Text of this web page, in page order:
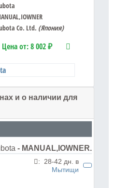
Co. Ltd. (Япония)
Цена от:8 002 ₽
и о наличии для
- MANUAL,IOWNER.
: 28-42 дн. в
Мытищи